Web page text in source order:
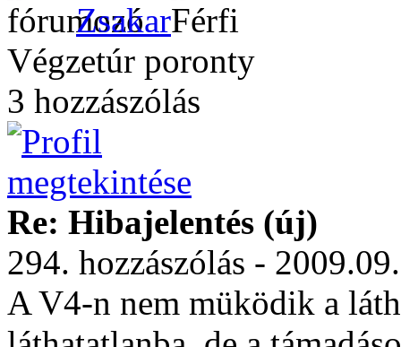
Zsakar
Végzetúr poronty
3 hozzászólás
Re: Hibajelentés (új)
294. hozzászólás -
A V4-n nem müködik a